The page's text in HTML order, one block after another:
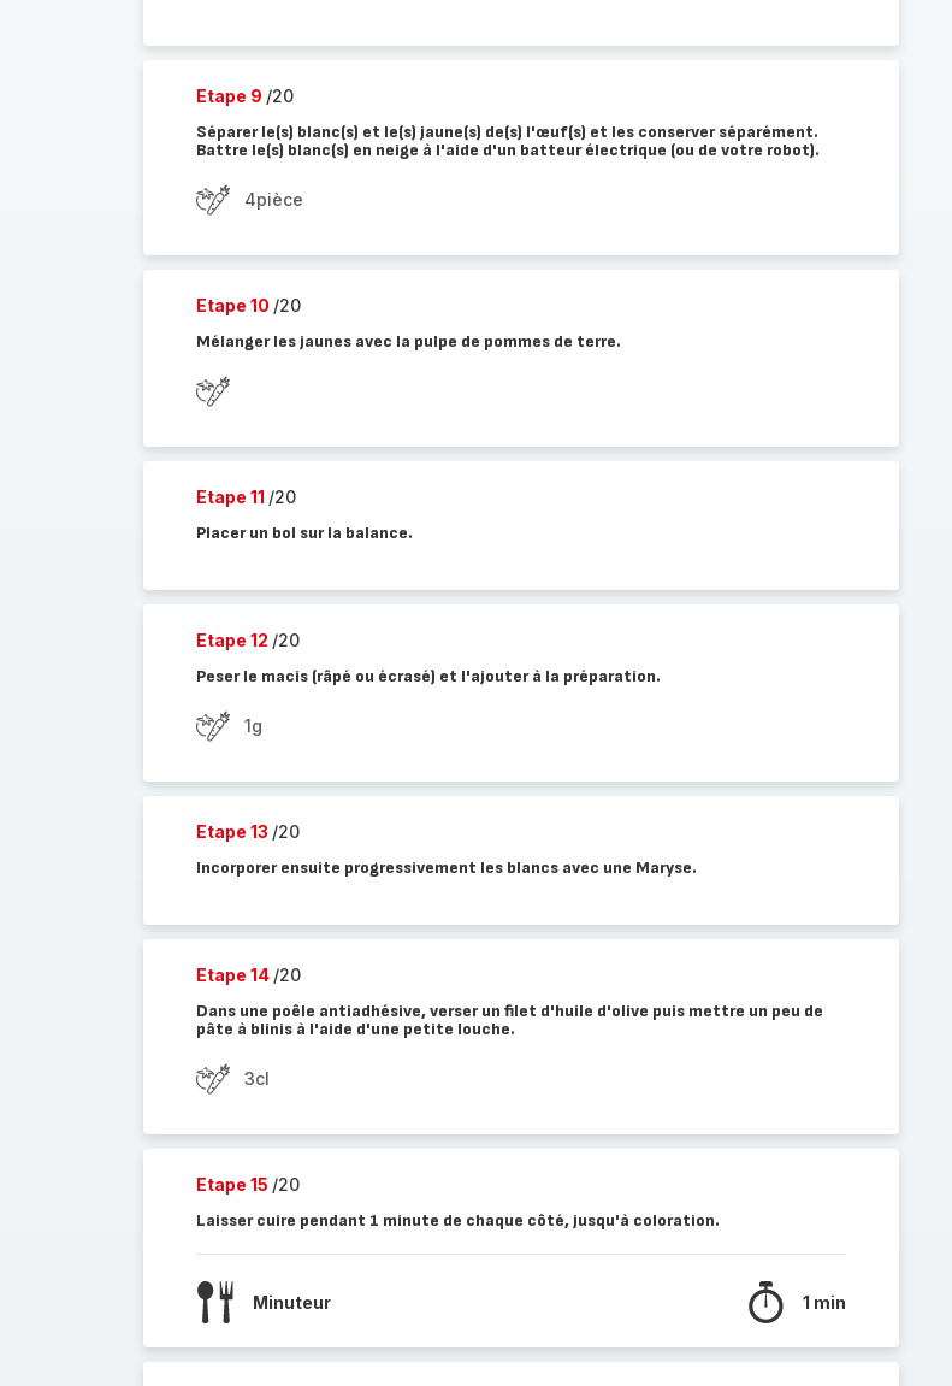
Etape 9 /20
Séparer le(s) blanc(s) et le(s) jaune(s) de(s) l'œuf(s) et les conserver séparément.
Battre le(s) blanc(s) en neige à l'aide d'un batteur électrique (ou de votre robot).
4pièce
Etape 10 /20
Mélanger les jaunes avec la pulpe de pommes de terre.
Etape 11 /20
Placer un bol sur la balance.
Etape 12 /20
Peser le macis (râpé ou écrasé) et l'ajouter à la préparation.
1g
Etape 13 /20
Incorporer ensuite progressivement les blancs avec une Maryse.
Etape 14 /20
Dans une poêle antiadhésive, verser un filet d'huile d'olive puis mettre un peu de
pâte à blinis à l'aide d'une petite louche.
3cl
Etape 15 /20
Laisser cuire pendant 1 minute de chaque côté, jusqu'à coloration.
Minuteur 1 min